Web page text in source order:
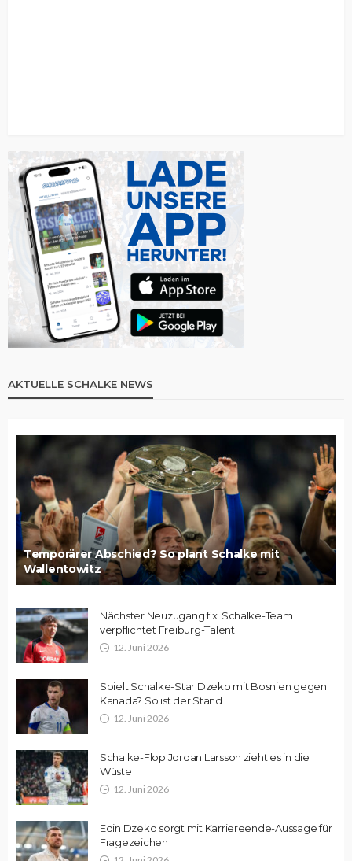
AKTUELLE SCHALKE NEWS
Temporärer Abschied? So plant Schalke mit
Wallentowitz
Nächster Neuzugang fix: Schalke-Team
verpflichtet Freiburg-Talent
12. Juni 2026
Spielt Schalke-Star Dzeko mit Bosnien gegen
Kanada? So ist der Stand
12. Juni 2026
Schalke-Flop Jordan Larsson zieht es in die
Wüste
12. Juni 2026
Edin Dzeko sorgt mit Karriereende-Aussage für
Fragezeichen